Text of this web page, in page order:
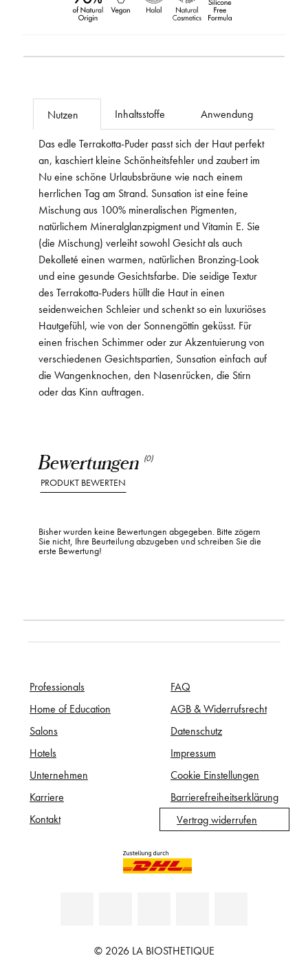
Bewertungen (0)
PRODUKT BEWERTEN
Bisher wurden keine Bewertungen abgegeben. Bitte zögern
Sie nicht, Ihre Beurteilung abzugeben und schreiben Sie die
erste Bewertung!
Nutzen Inhaltsstoffe Anwendung
Das edle Terrakotta-Puder passt sich der Haut perfekt
an, kaschiert kleine Schönheitsfehler und zaubert im
Nu eine schöne Urlaubsbräune wie nach einem
herrlichen Tag am Strand. Sunsation ist eine feine
Mischung aus 100% mineralischen Pigmenten,
natürlichem Mineralglanzpigment und Vitamin E. Sie
(die Mischung) verleiht sowohl Gesicht als auch
Dekolleté einen warmen, natürlichen Bronzing-Look
und eine gesunde Gesichtsfarbe. Die seidige Textur
des Terrakotta-Puders hüllt die Haut in einen
seidenweichen Schleier und schenkt so ein luxuriöses
Hautgefühl, wie von der Sonnengöttin geküsst. Für
einen frischen Schimmer oder zur Akzentuierung von
verschiedenen Gesichtspartien, Sunsation einfach auf
die Wangenknochen, den Nasenrücken, die Stirn
oder das Kinn auftragen.
Professionals
Home of Education
Salons
Hotels
Unternehmen
Karriere
Kontakt
FAQ
AGB & Widerrufsrecht
Datenschutz
Impressum
Cookie Einstellungen
Barrierefreiheitserklärung
Vertrag widerrufen
© 2026 LA BIOSTHETIQUE